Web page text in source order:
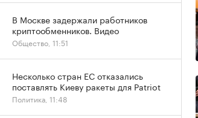
В Москве задержали работников
криптообменников. Видео
Общество, 11:51
Несколько стран ЕС отказались
поставлять Киеву ракеты для Patriot
Политика, 11:48